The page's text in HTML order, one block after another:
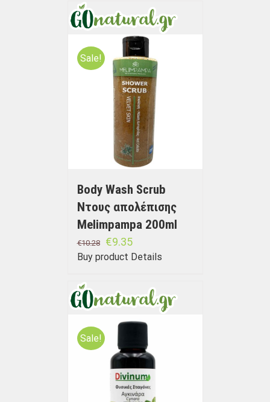
Sale!
Body Wash Scrub
Ντους απολέπισης
Melimpampa 200ml
€10.28 €9.35
Buy product Details
Sale!